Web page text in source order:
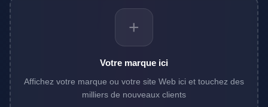
+
Votre marque ici
Affichez votre marque ou votre site Web ici et touchez des
milliers de nouveaux clients